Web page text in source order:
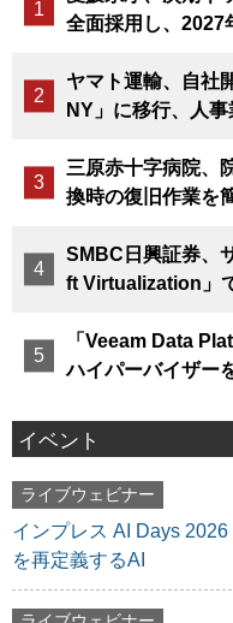
全面採用し、2027
ヤマト運輸、自社
NY」に移行、人
三原赤十字病院、
換時の復旧作業を
SMBC日興証券、
ft Virtualization」
「Veeam Data
ハイパーバイザー
イベント
ライブウェビナー
インプレス AI Days
を再定義するAI